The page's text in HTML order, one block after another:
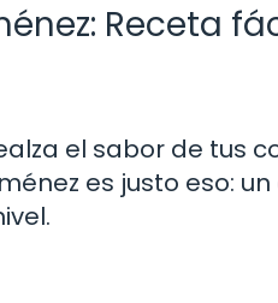
Receta
el sabor de tus
es justo eso: